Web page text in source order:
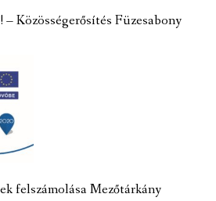
Közösségerősítés Füzesabony
felszámolása Mezőtárkány